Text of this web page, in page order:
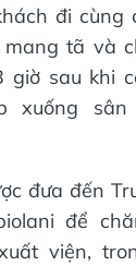
đi cùng
tã và
giờ sau khi
xuống
đưa đến
để
viện,